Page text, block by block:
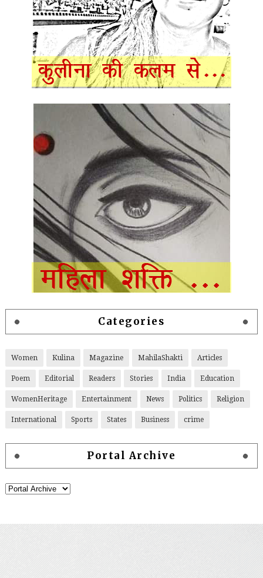
Categories
Women Kulina Magazine MahilaShakti Articles
Poem Editorial Readers Stories India Education
WomenHeritage Entertainment News Politics Religion
International Sports States Business crime
Portal Archive